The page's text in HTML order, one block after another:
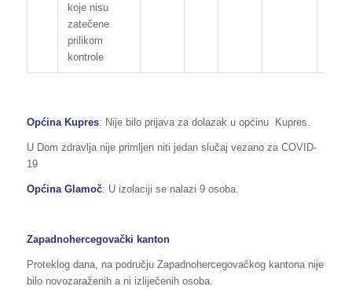
koje nisu
zatečene
prilikom
kontrole
Općina Kupres: Nije bilo prijava za dolazak u općinu Kupres.
U Dom zdravlja nije primljen niti jedan slučaj vezano za COVID-
19
Općina Glamoč: U izolaciji se nalazi 9 osoba.
Zapadnohercegovački kanton
Proteklog dana, na području Zapadnohercegovačkog kantona nije
bilo novozaraženih a ni izliječenih osoba.